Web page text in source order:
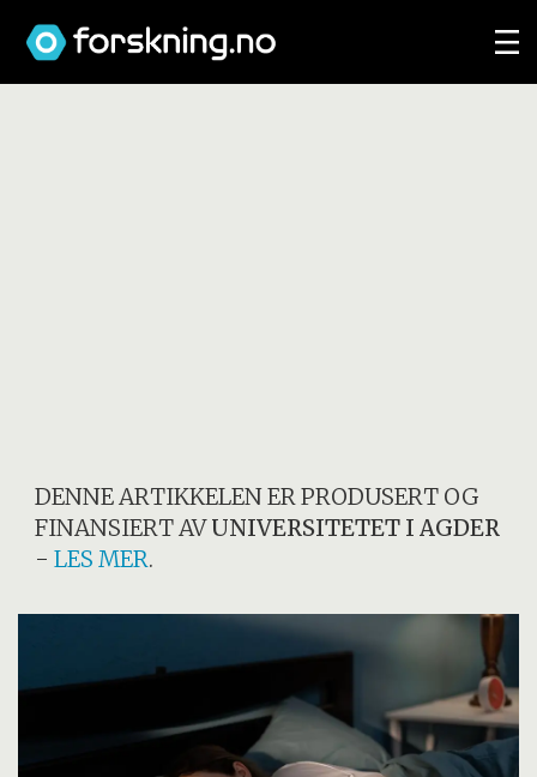
DENNE ARTIKKELEN ER PRODUSERT OG
FINANSIERT AVUNIVERSITETET I AGDER
-LES MER.